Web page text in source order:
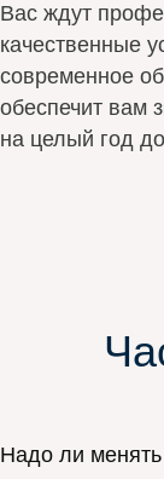
Вас ждут
качественные
современное
обеспечит вам
на целый год
Надо ли менять